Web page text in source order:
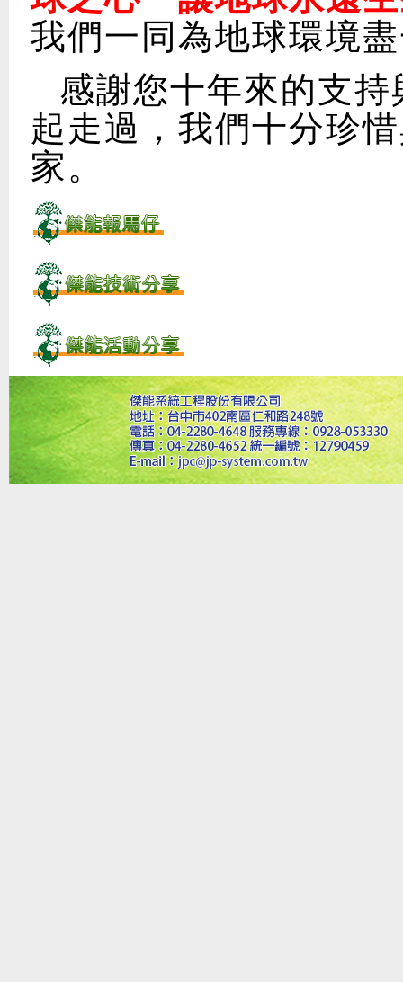
我們一同為地球環境
感謝您十年來的支
起走過，我們十分珍
家。